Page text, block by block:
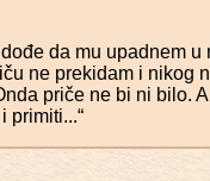
da mu upadnem
ne prekidam i nikog
priče ne bi ni bilo.
primiti...“